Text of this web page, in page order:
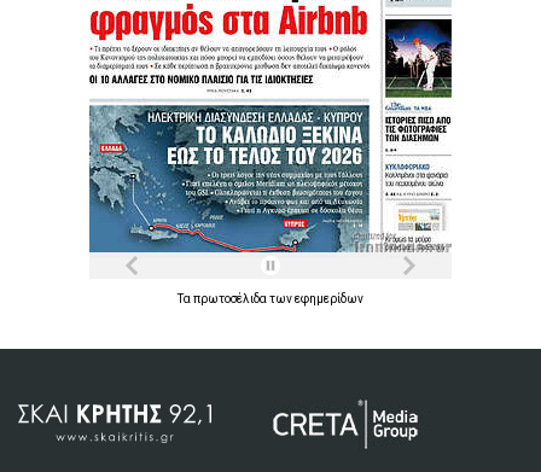
Τα πρωτοσέλιδα τωνεφημερίδων